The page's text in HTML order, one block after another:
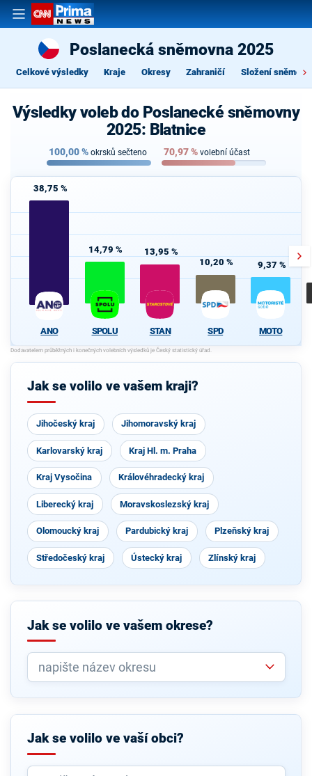
Poslanecká sněmovna 2025
Celkové výsledky Kraje Okresy Zahraničí Složení
Výsledky voleb do Poslanecké sněmovny
2025: Blatnice
100,00% okrsků sečteno 70,97% volební účast
38,75 %
ANO
14,79 %
SPOLU
13,95 %
STAN
10,20 %
SPD
9,37 %
MOTO
Jak se volilo ve vašem kraji?
Jihočeský kraj Jihomoravský kraj
Karlovarský kraj Kraj Hl. m. Praha
Kraj Vysočina Královéhradecký kraj
Liberecký kraj Moravskoslezský kraj
Olomoucký kraj Pardubický kraj Plzeňský kraj
Středočeský kraj Ústecký kraj Zlínský kraj
Jak se volilo ve vašem okrese?
Jak se volilo ve vaší obci?